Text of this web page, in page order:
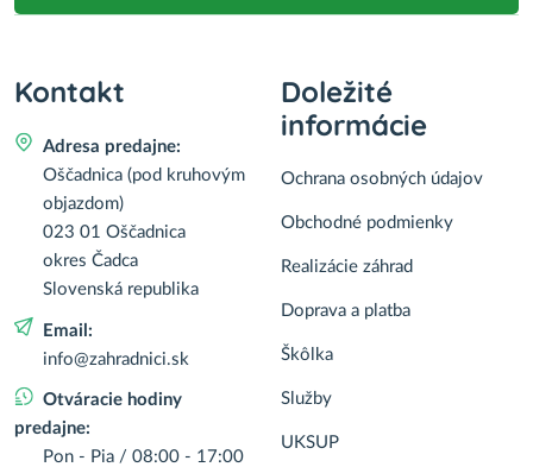
Kontakt
Adresa predajne:
Oščadnica (pod kruhovým
objazdom)
023 01 Oščadnica
okres Čadca
Slovenská republika
Email:
info@zahradnici.sk
Otváracie hodiny
predajne:
Pon - Pia / 08:00 - 17:00
Doležité
informácie
Ochrana osobných údajov
Obchodné podmienky
Realizácie záhrad
Doprava a platba
Škôlka
Služby
UKSUP